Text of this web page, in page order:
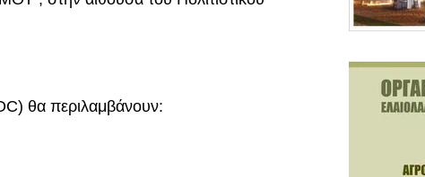
θα περιλαμβάνουν: